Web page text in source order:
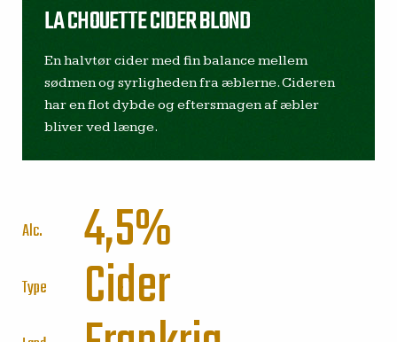
LA CHOUETTE CIDER BLOND
En halvtør cider med fin balance mellem
sødmen og syrligheden fra æblerne. Cideren
har en flot dybde og eftersmagen af æbler
bliver ved længe.
Alc. 4,5%
Type Cider